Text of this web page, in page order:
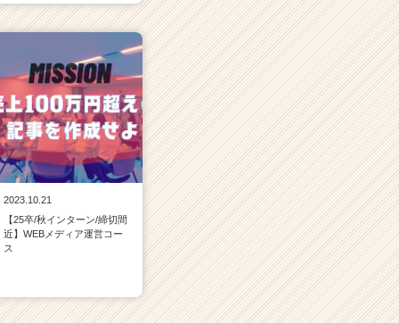
2023.10.21
【25卒/秋インターン/締切間
近】WEBメディア運営コー
ス